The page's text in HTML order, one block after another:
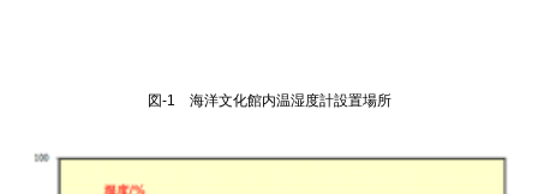
図-1 海洋文化館内温湿度計設置場所